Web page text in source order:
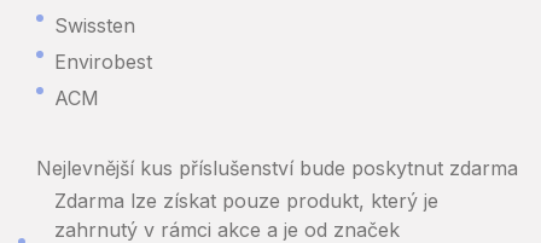
Swissten
Envirobest
ACM
Nejlevnější kus příslušenství bude poskytnut zdarma
Zdarma lze získat pouze produkt, který je
zahrnutý v rámci akce a je od značek